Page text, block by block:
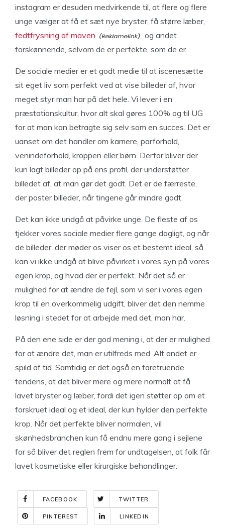
instagram er desuden medvirkende til, at flere og flere
unge vælger at få et sæt nye bryster, få større læber,
fedtfrysning af maven
og andet
forskønnende, selvom de er perfekte, som de er.
De sociale medier er et godt medie til at iscenesætte
sit eget liv som perfekt ved at vise billeder af, hvor
meget styr man har på det hele. Vi lever i en
præstationskultur, hvor alt skal gøres 100% og til UG
for at man kan betragte sig selv som en succes. Det er
uanset om det handler om karriere, parforhold,
venindeforhold, kroppen eller børn. Derfor bliver der
kun lagt billeder op på ens profil, der understøtter
billedet af, at man gør det godt. Det er de færreste,
der poster billeder, når tingene går mindre godt.
Det kan ikke undgå at påvirke unge. De fleste af os
tjekker vores sociale medier flere gange dagligt, og når
de billeder, der møder os viser os et bestemt ideal, så
kan vi ikke undgå at blive påvirket i vores syn på vores
egen krop, og hvad der er perfekt. Når det så er
mulighed for at ændre de fejl, som vi ser i vores egen
krop til en overkommelig udgift, bliver det den nemme
løsning i stedet for at arbejde med det, man har.
På den ene side er der god mening i, at der er mulighed
for at ændre det, man er utilfreds med. Alt andet er
spild af tid. Samtidig er det også en faretruende
tendens, at det bliver mere og mere normalt at få
lavet bryster og læber, fordi det igen støtter op om et
forskruet ideal og et ideal, der kun hylder den perfekte
krop. Når det perfekte bliver normalen, vil
skønhedsbranchen kun få endnu mere gang i sejlene
for så bliver det reglen frem for undtagelsen, at folk får
lavet kosmetiske eller kirurgiske behandlinger.
FACEBOOK TWITTER
PINTEREST LINKEDIN